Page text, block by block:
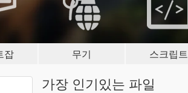
잡 무기 스크립트
가장 인기있는 파일